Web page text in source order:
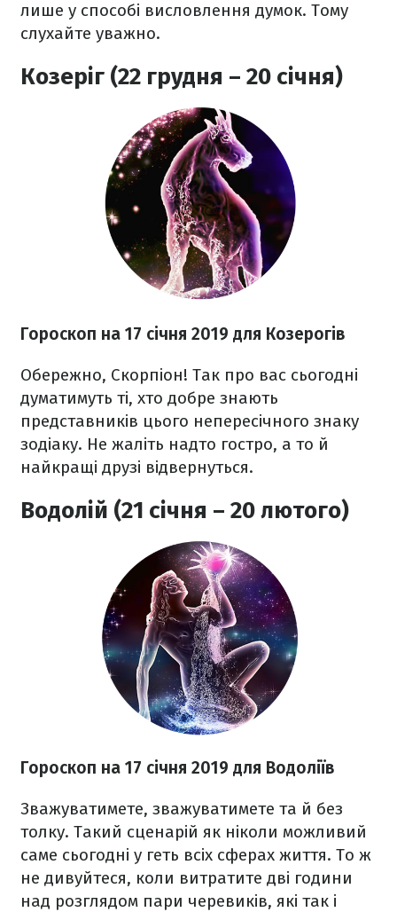
лише у способі висловлення думок. Тому
слухайте уважно.
Козеріг (22 грудня – 20 січня)
Гороскоп на 17 січня 2019 для Козерогів
Обережно, Скорпіон! Так про вас сьогодні
думатимуть ті, хто добре знають
представників цього непересічного знаку
зодіаку. Не жаліть надто гостро, а то й
найкращі друзі відвернуться.
Водолій (21 січня – 20 лютого)
Гороскоп на 17 січня 2019 для Водоліїв
Зважуватимете, зважуватимете та й без
толку. Такий сценарій як ніколи можливий
саме сьогодні у геть всіх сферах життя. То ж
не дивуйтеся, коли витратите дві години
над розглядом пари черевиків, які так і